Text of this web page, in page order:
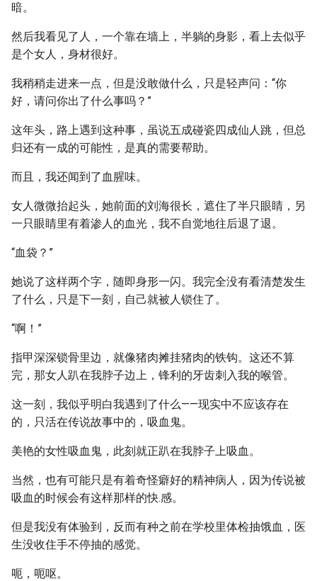
暗。
然后我看见了人，一个靠在墙上，半躺的身影，看上去似乎
是个女人，身材很好。
我稍稍走进来一点，但是没敢做什么，只是轻声问：“你
好，请问你出了什么事吗？”
这年头，路上遇到这种事，虽说五成碰瓷四成仙人跳，但总
归还有一成的可能性，是真的需要帮助。
而且，我还闻到了血腥味。
女人微微抬起头，她前面的刘海很长，遮住了半只眼睛，另
一只眼睛里有着渗人的血光，我不自觉地往后退了退。
“血袋？”
她说了这样两个字，随即身形一闪。我完全没有看清楚发生
了什么，只是下一刻，自己就被人锁住了。
“啊！”
指甲深深锁骨里边，就像猪肉摊挂猪肉的铁钩。这还不算
完，那女人趴在我脖子边上，锋利的牙齿刺入我的喉管。
这一刻，我似乎明白我遇到了什么——现实中不应该存在
的，只活在传说故事中的，吸血鬼。
美艳的女性吸血鬼，此刻就正趴在我脖子上吸血。
当然，也有可能只是有着奇怪癖好的精神病人，因为传说被
吸血的时候会有这样那样的快.感。
但是我没有体验到，反而有种之前在学校里体检抽饿血，医
生没收住手不停抽的感觉。
呃，呃呕。